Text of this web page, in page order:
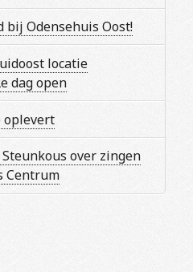
bij Odensehuis Oost!
locatie
dag open
oplevert
Steunkous over zingen
Centrum